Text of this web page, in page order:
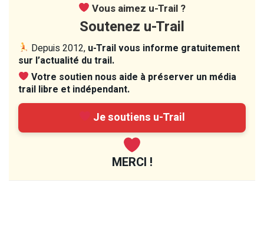
Vous aimez u-Trail ?
Soutenez u-Trail
Depuis 2012, u-Trail vous informe gratuitement
sur l’actualité du trail.
Votre soutien nous aide à préserver un média
trail libre et indépendant.
Je soutiens u-Trail
MERCI !